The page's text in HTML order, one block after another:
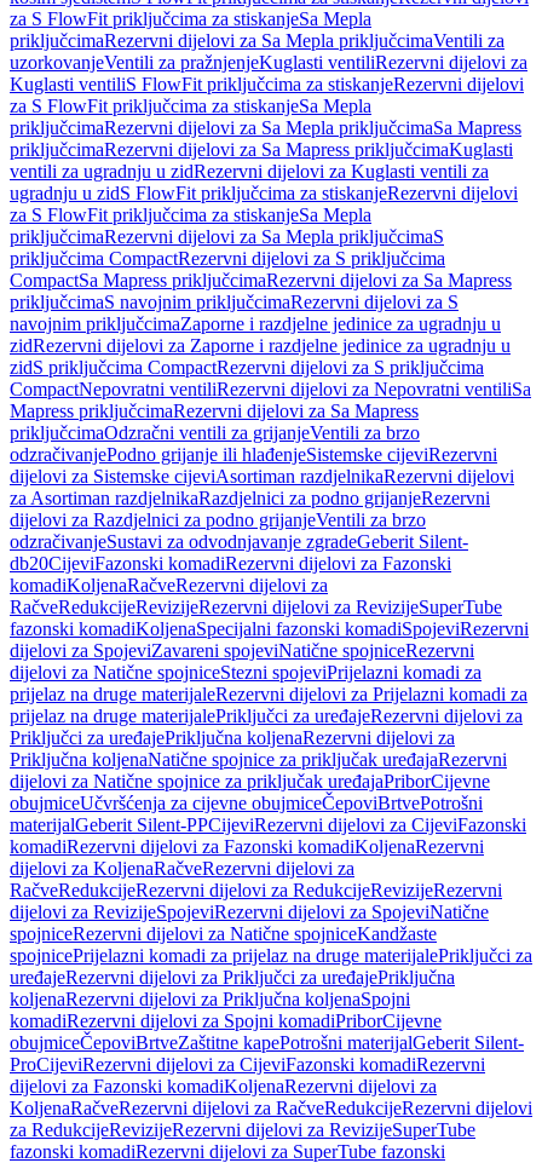
za S FlowFit priključcima za stiskanjeSa Mepla
priključcimaRezervni dijelovi za Sa Mepla priključcimaVentili za
uzorkovanjeVentili za pražnjenjeKuglasti ventiliRezervni dijelovi za
Kuglasti ventiliS FlowFit priključcima za stiskanjeRezervni dijelovi
za S FlowFit priključcima za stiskanjeSa Mepla
priključcimaRezervni dijelovi za Sa Mepla priključcimaSa Mapress
priključcimaRezervni dijelovi za Sa Mapress priključcimaKuglasti
ventili za ugradnju u zidRezervni dijelovi za Kuglasti ventili za
ugradnju u zidS FlowFit priključcima za stiskanjeRezervni dijelovi
za S FlowFit priključcima za stiskanjeSa Mepla
priključcimaRezervni dijelovi za Sa Mepla priključcimaS
priključcima CompactRezervni dijelovi za S priključcima
CompactSa Mapress priključcimaRezervni dijelovi za Sa Mapress
priključcimaS navojnim priključcimaRezervni dijelovi za S
navojnim priključcimaZaporne i razdjelne jedinice za ugradnju u
zidRezervni dijelovi za Zaporne i razdjelne jedinice za ugradnju u
zidS priključcima CompactRezervni dijelovi za S priključcima
CompactNepovratni ventiliRezervni dijelovi za Nepovratni ventiliSa
Mapress priključcimaRezervni dijelovi za Sa Mapress
priključcimaOdzračni ventili za grijanjeVentili za brzo
odzračivanjePodno grijanje ili hlađenjeSistemske cijeviRezervni
dijelovi za Sistemske cijeviAsortiman razdjelnikaRezervni dijelovi
za Asortiman razdjelnikaRazdjelnici za podno grijanjeRezervni
dijelovi za Razdjelnici za podno grijanjeVentili za brzo
odzračivanjeSustavi za odvodnjavanje zgradeGeberit Silent-
db20CijeviFazonski komadiRezervni dijelovi za Fazonski
komadiKoljenaRačveRezervni dijelovi za
RačveRedukcijeRevizijeRezervni dijelovi za RevizijeSuperTube
fazonski komadiKoljenaSpecijalni fazonski komadiSpojeviRezervni
dijelovi za SpojeviZavareni spojeviNatične spojniceRezervni
dijelovi za Natične spojniceStezni spojeviPrijelazni komadi za
prijelaz na druge materijaleRezervni dijelovi za Prijelazni komadi za
prijelaz na druge materijalePriključci za uređajeRezervni dijelovi za
Priključci za uređajePriključna koljenaRezervni dijelovi za
Priključna koljenaNatične spojnice za priključak uređajaRezervni
dijelovi za Natične spojnice za priključak uređajaPriborCijevne
obujmiceUčvršćenja za cijevne obujmiceČepoviBrtvePotrošni
materijalGeberit Silent-PPCijeviRezervni dijelovi za CijeviFazonski
komadiRezervni dijelovi za Fazonski komadiKoljenaRezervni
dijelovi za KoljenaRačveRezervni dijelovi za
RačveRedukcijeRezervni dijelovi za RedukcijeRevizijeRezervni
dijelovi za RevizijeSpojeviRezervni dijelovi za SpojeviNatične
spojniceRezervni dijelovi za Natične spojniceKandžaste
spojnicePrijelazni komadi za prijelaz na druge materijalePriključci za
uređajeRezervni dijelovi za Priključci za uređajePriključna
koljenaRezervni dijelovi za Priključna koljenaSpojni
komadiRezervni dijelovi za Spojni komadiPriborCijevne
obujmiceČepoviBrtveZaštitne kapePotrošni materijalGeberit Silent-
ProCijeviRezervni dijelovi za CijeviFazonski komadiRezervni
dijelovi za Fazonski komadiKoljenaRezervni dijelovi za
KoljenaRačveRezervni dijelovi za RačveRedukcijeRezervni dijelovi
za RedukcijeRevizijeRezervni dijelovi za RevizijeSuperTube
fazonski komadiRezervni dijelovi za SuperTube fazonski